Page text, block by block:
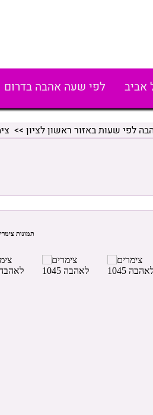
אביב לפי שעה אהבה בדרום
לפי שעות באזור ראשון לציון >>